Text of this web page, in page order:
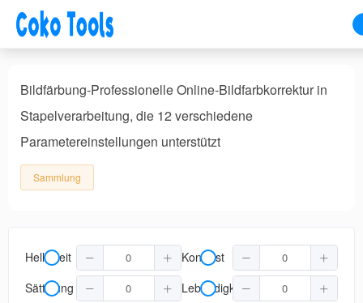
Bildfärbung-Professionelle Online-Bildfarbkorrektur in
Stapelverarbeitung, die 12 verschiedene
Parametereinstellungen unterstützt
Sammlung
Helligkeit
Kontrast
Sättigung
Lebendigkeit